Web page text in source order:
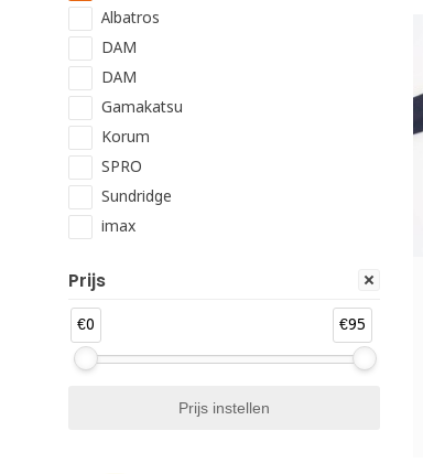
Albatros
DAM
DAM
Gamakatsu
Korum
SPRO
Sundridge
imax
Prijs
€0 €95